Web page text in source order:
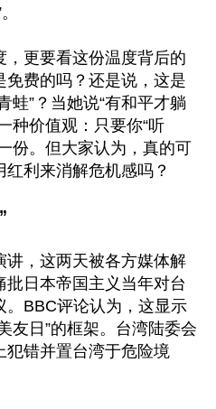
更要看这份温度背后的
费的吗？还是说，这是
蛙”？当她说“有和平才躺
种价值观：只要你“听
份。但大家认为，真的可
利来消解危机感吗？
讲，这两天被各方媒体解
日本帝国主义当年对台
。BBC评论认为，这显示
友日”的框架。台湾陆委会
犯错并置台湾于危险境